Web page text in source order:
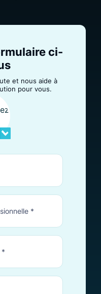
ci-
et nous aide à
pour vous.